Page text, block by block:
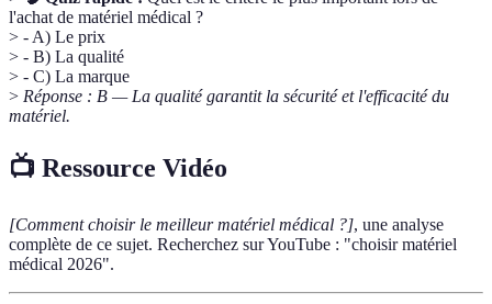
l'achat de matériel médical ?
> - A) Le prix
> - B) La qualité
> - C) La marque
> Réponse : B — La qualité garantit la sécurité et l'efficacité du
matériel.
📺 Ressource Vidéo
[Comment choisir le meilleur matériel médical ?], une analyse
complète de ce sujet. Recherchez sur YouTube : "choisir matériel
médical 2026".